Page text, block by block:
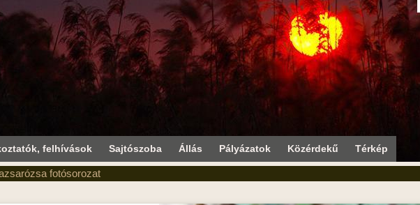
felhívások Sajtószoba Állás Pályázatok Közérdekű Térkép
fotósorozat